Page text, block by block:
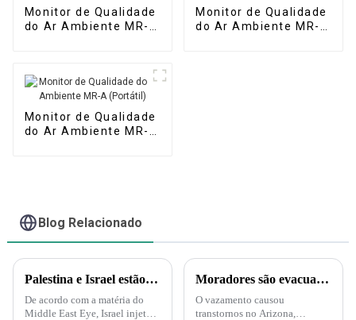
Monitor de Qualidade
do Ar Ambiente MR-
Monitor de Qualidade
do Ar Ambiente MR-
Monitor de Qualidade
do Ar Ambiente MR-A
Blog Relacionado
Palestina e Israel estão iniciando uma guerra biológica e química. A Força Delta aparece e injeta gás nervoso em túneis subterrâneos em Gaza!
De acordo com a matéria do
Middle East Eye, Israel injetará
Moradores são evacuados após vazamento de ácido nítrico no Arizona – Mas o que é esse ácido?
O vazamento causou
transtornos no Arizona,